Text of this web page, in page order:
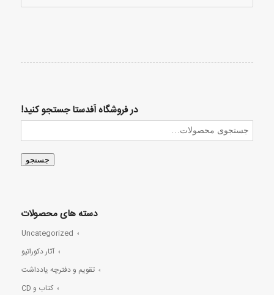
در فروشگاه اَفدستا جستجو کنید!
جستجو
دسته های محصولات
Uncategorized
آثار دکوراتیو
تقویم و دفترچه یادداشت
کتاب و CD